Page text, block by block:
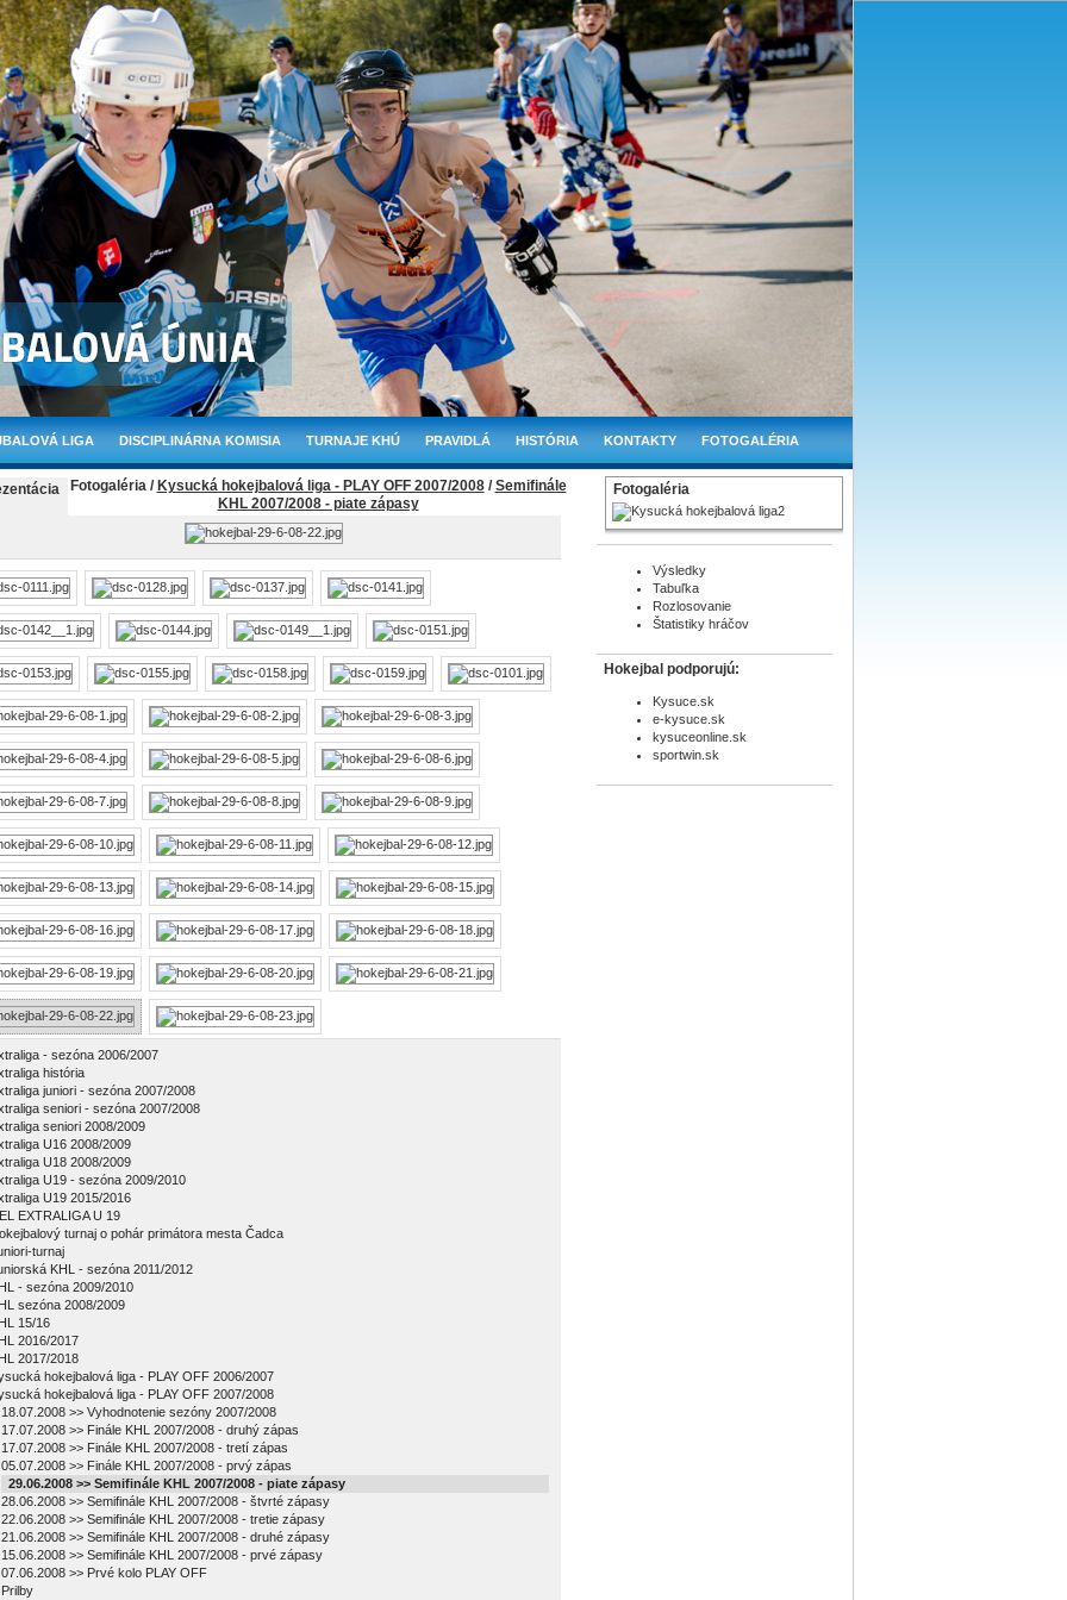
LIGA DISCIPLINÁRNA KOMISIA TURNAJE KHÚ PRAVIDLÁ HISTÓRIA KONTAKTY FOTOGALÉRIA
Fotogaléria / Kysucká hokejbalová liga - PLAY OFF 2007/2008/Semifinále
KHL 2007/2008 - piate zápasy
- sezóna 2006/2007
história
juniori - sezóna 2007/2008
seniori - sezóna 2007/2008
seniori 2008/2009
U16 2008/2009
U18 2008/2009
U19 - sezóna 2009/2010
U19 2015/2016
EXTRALIGA U 19
turnaj o pohár primátora mesta Čadca
turnaj
KHL - sezóna 2011/2012
- sezóna 2009/2010
sezóna 2008/2009
15/16
2016/2017
2017/2018
hokejbalová liga - PLAY OFF 2006/2007
hokejbalová liga - PLAY OFF 2007/2008
18.07.2008 >> Vyhodnotenie sezóny 2007/2008
17.07.2008 >> Finále KHL 2007/2008 - druhý zápas
17.07.2008 >> Finále KHL 2007/2008 - tretí zápas
05.07.2008 >> Finále KHL 2007/2008 - prvý zápas
29.06.2008 >> Semifinále KHL 2007/2008 - piate zápasy
28.06.2008 >> Semifinále KHL 2007/2008 - štvrté zápasy
22.06.2008 >> Semifinále KHL 2007/2008 - tretie zápasy
21.06.2008 >> Semifinále KHL 2007/2008 - druhé zápasy
15.06.2008 >> Semifinále KHL 2007/2008 - prvé zápasy
07.06.2008 >> Prvé kolo PLAY OFF
Prilby
Fotogaléria
Výsledky
Tabuľka
Rozlosovanie
Štatistiky hráčov
Hokejbal podporujú:
Kysuce.sk
e-kysuce.sk
kysuceonline.sk
sportwin.sk